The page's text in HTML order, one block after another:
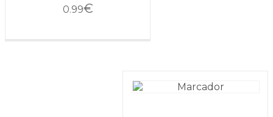
0.99€